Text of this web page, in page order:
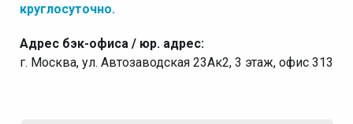
круглосуточно.
Адрес бэк-офиса / юр. адрес:
г. Москва, ул. Автозаводская 23Ак2, 3 этаж, офис 313